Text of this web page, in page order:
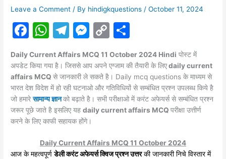
Leave a Comment / By hindigkquestions /October 11, 2024
F
c
e
b
o
o
W
at
s
A
p
p
T
e
gr
a
m
M
s
s
e
n
g
er
C
p
y
Li
n
ar
e
Daily Current Affairs MCQ 11 October 2024 Hindi पोस्ट में
अपडेट किया गया है। जिससे आप अपने एग्जाम की तैयारी के लिएdaily current
affairs MCQ से जानकारी ले सकते है। Daily mcq questions के माध्यम से
भारत देश विदेश में हो रही घटनाओ और गतिविधियों से सम्बंधित प्रश्न उपलब्ध किये है
जो हमारेसामान्य ज्ञानको बढ़ाते है। सभी परीक्षाओ में करंटअफेयर्ससे सम्बंधित प्रश्न
जरूर पूछे जाते है इसलिए यहdaily current affairs MCQपरीक्षा उत्तीर्ण
करने के लिए काफी सहायक होंगे।
Daily Current Affairs MCQ 11 October 2024
आज के महत्वपूर्णडेली करंट अफेयर्स क्विज प्रश्न उत्तरकी जानकारी निचे विस्तार में